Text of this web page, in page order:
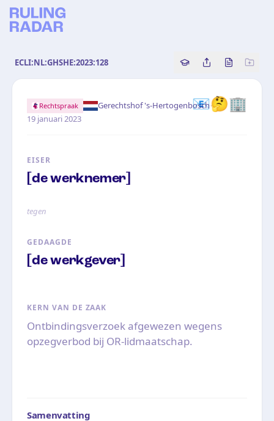
ECLI:NL:GHSHE:2023:128 Copy source
Share this
Bekijk
📧🤔🏢
Rechtspraak Gerechtshof 's-Hertogenbosch·
19 januari 2023
EISER
[de werknemer]
tegen
GEDAAGDE
[de werkgever]
KERN VAN DE ZAAK
Ontbindingsverzoek afgewezen wegens
opzegverbod bij OR-lidmaatschap.
Samenvatting